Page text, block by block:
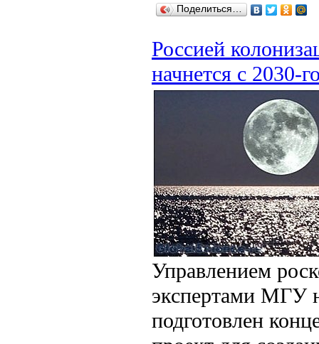
Поделиться…
Россией
начнется с 2030-
Управлением
экспертами МГУ
подготовлен